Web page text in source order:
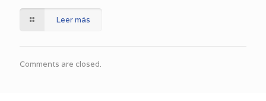
Leer más
Comments are closed.